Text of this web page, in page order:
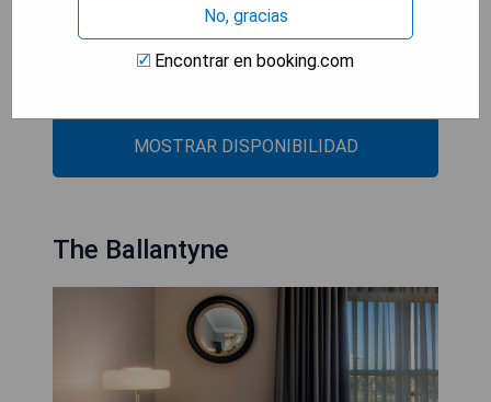
- Desayuno continental de calidad
- Cocktails personalizados
- WiFi gratuito
MOSTRAR DISPONIBILIDAD
The Ballantyne
No, gracias
Encontrar en booking.com